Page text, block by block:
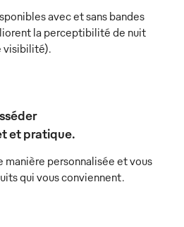
avec et sans bandes
la perceptibilité de nuit
visibilité).
et pratique.
manière personnalisée et vous
qui vous conviennent.